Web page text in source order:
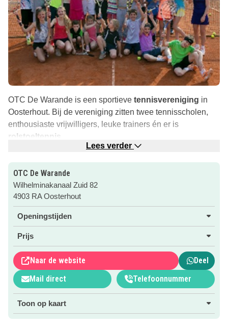
OTC De Warande is een sportieve tennisvereniging in
Oosterhout. Bij de vereniging zitten twee tennisscholen,
enthousiaste vrijwilligers, leuke trainers én er is
rolstoeltennis
jeugdcompetitie en leerzame toernooien. Je kunt je ook
aanmelden voor de uitdagende winter- of zomertrainingen!
Klik snel op de roze button om naar de website te gaan
voor meer informatie!
PS Wist je dat we ook de
voor je op
een rijtje hebben gezet?
Lees verder
OTC De Warande
Wilhelminakanaal Zuid 82
4903 RA Oosterhout
Openingstijden
Prijs
Naar de website
Deel
Mail direct
Telefoonnummer
Toon op kaart